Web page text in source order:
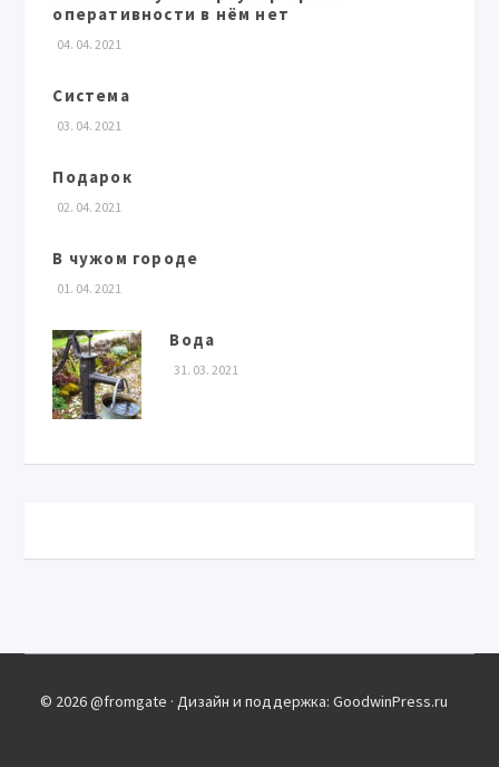
оперативности в нём нет
04. 04. 2021
Система
03. 04. 2021
Подарок
02. 04. 2021
В чужом городе
01. 04. 2021
Вода
31. 03. 2021
© 2026 @fromgate · Дизайн и поддержка: GoodwinPress.ru